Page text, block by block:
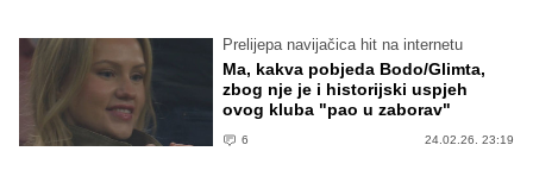
Prelijepa navijačica hit na internetu
Ma, kakva pobjeda Bodo/Glimta,
zbog nje je i historijski uspjeh
ovog kluba "pao u zaborav"
6 24.02.26. 23:19